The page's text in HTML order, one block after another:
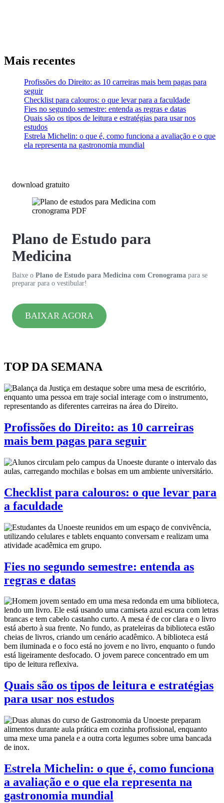
Mais recentes
Profissões do Direito: as 10 carreiras mais bem pagas para
seguir
Checklist para calouros: o que levar para a faculdade
Fies no segundo semestre: entenda as regras e datas
Quais são os tipos de leitura e estratégias para usar nos
estudos
Estrela Michelin: o que é, como funciona a avaliação e o que
ela representa na gastronomia mundial
download gratuito
Plano de Estudo para
Medicina
Baixe o Plano de Estudo para Medicina com Cronograma para se
preparar para o vestibular!
BAIXAR AGORA
TOP DA SEMANA
Profissões do Direito: as 10 carreiras
mais bem pagas para seguir
Checklist para calouros: o que levar para
a faculdade
Fies no segundo semestre: entenda as
regras e datas
Quais são os tipos de leitura e estratégias
para usar nos estudos
Estrela Michelin: o que é, como funciona
a avaliação e o que ela representa na
gastronomia mundial